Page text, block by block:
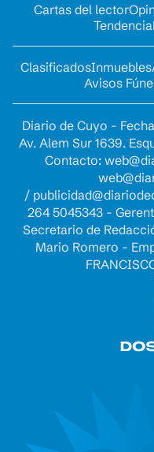
Cartas del lector
Tendencia
ClasificadosInmuebles
Avisos
Diario de Cuyo -
Av. Alem Sur 1639.
Contacto:
/
264 5045343 -
Secretario de
Mario Romero -